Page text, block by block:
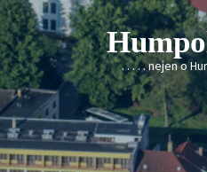
Skip
to
content
. . . . . nejen o